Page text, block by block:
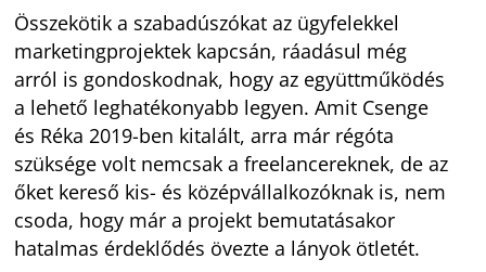
Összekötik a szabadúszókat az ügyfelekkel
marketingprojektek kapcsán, ráadásul még
arról is gondoskodnak, hogy az együttműködés
a lehető leghatékonyabb legyen. Amit Csenge
és Réka 2019-ben kitalált, arra már régóta
szüksége volt nemcsak a freelancereknek, de az
őket kereső kis- és középvállalkozóknak is, nem
csoda, hogy már a projekt bemutatásakor
hatalmas érdeklődés övezte a lányok ötletét.